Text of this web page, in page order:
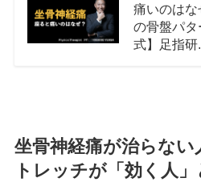
痛いのはな
の骨盤パタ
式】足指研
坐骨神経痛が治らな
トレッチが「効く人